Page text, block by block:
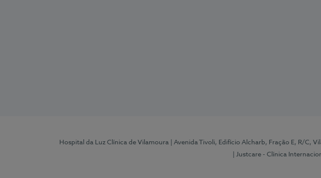
Hospital da Luz Clínica de Vilamoura | Avenida Tivoli, Edifício Alcharb, Fração E, R/C,
| Justcare - Clínica